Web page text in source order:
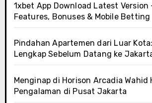
1xbet App Download Latest Version
Features, Bonuses & Mobile Betting
Pindahan Apartemen dari Luar
Lengkap Sebelum Datang ke
Menginap di Horison Arcadia Wahid
Pengalaman di Pusat Jakarta